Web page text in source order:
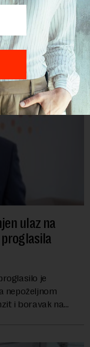
bi njihov
55, a muškarci sa
ulaz na
je
nepoželjnom
i boravak na